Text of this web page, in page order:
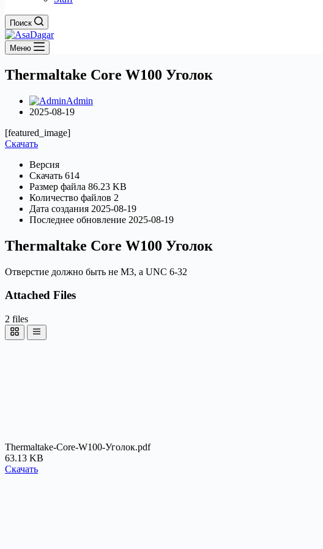
Поиск
Меню
Thermaltake Core W100 Уголок
Admin
2025-08-19
[featured_image]
Скачать
Версия
Скачать 614
Размер файла 86.23 KB
Количество файлов 2
Дата создания 2025-08-19
Последнее обновление 2025-08-19
Thermaltake Core W100 Уголок
Отверстие должно быть не M3, а UNC 6-32
Attached Files
2 files
Thermaltake-Core-W100-Уголок.pdf
63.13 KB
Скачать